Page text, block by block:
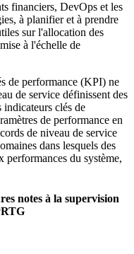
financiers, DevOps et les
à planifier et à prendre
sur l'allocation des
à l'échelle de
de performance (KPI) ne
de service définissent des
clés de
de performance en
de niveau de service
dans lesquels des
performances du système,
notes à la supervision